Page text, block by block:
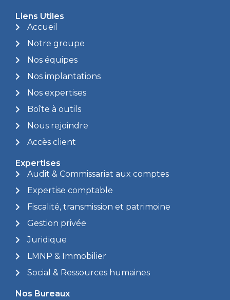
Liens Utiles
Accueil
Notre groupe
Nos équipes
Nos implantations
Nos expertises
Boîte à outils
Nous rejoindre
Accès client
Expertises
Audit & Commissariat aux comptes
Expertise comptable
Fiscalité, transmission et patrimoine
Gestion privée
Juridique
LMNP & Immobilier
Social & Ressources humaines
Nos Bureaux